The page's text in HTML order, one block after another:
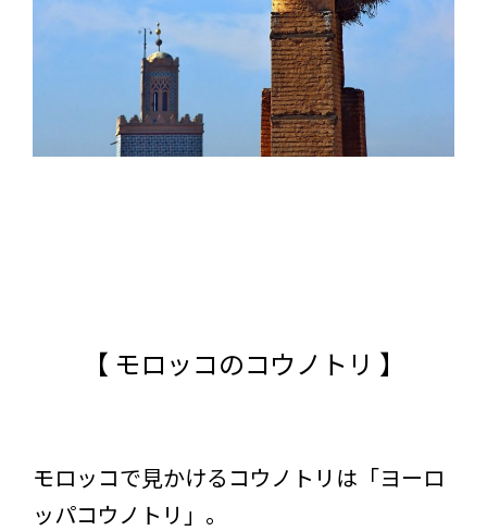
【 モロッコのコウノトリ 】
モロッコで見かけるコウノトリは「ヨーロ
ッパコウノトリ」。